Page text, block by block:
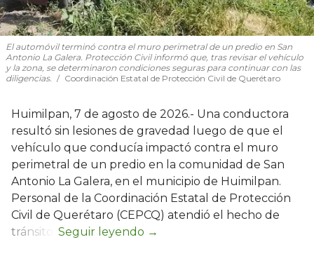
El automóvil terminó contra el muro perimetral de un predio en San
Antonio La Galera. Protección Civil informó que, tras revisar el vehículo
y la zona, se determinaron condiciones seguras para continuar con las
diligencias.
Coordinación Estatal de Protección Civil de Querétaro
Huimilpan, 7 de agosto de 2026.- Una conductora
resultó sin lesiones de gravedad luego de que el
vehículo que conducía impactó contra el muro
perimetral de un predio en la comunidad de San
Antonio La Galera, en el municipio de Huimilpan.
Personal de la Coordinación Estatal de Protección
Civil de Querétaro (CEPCQ) atendió el hecho de
tránsito.